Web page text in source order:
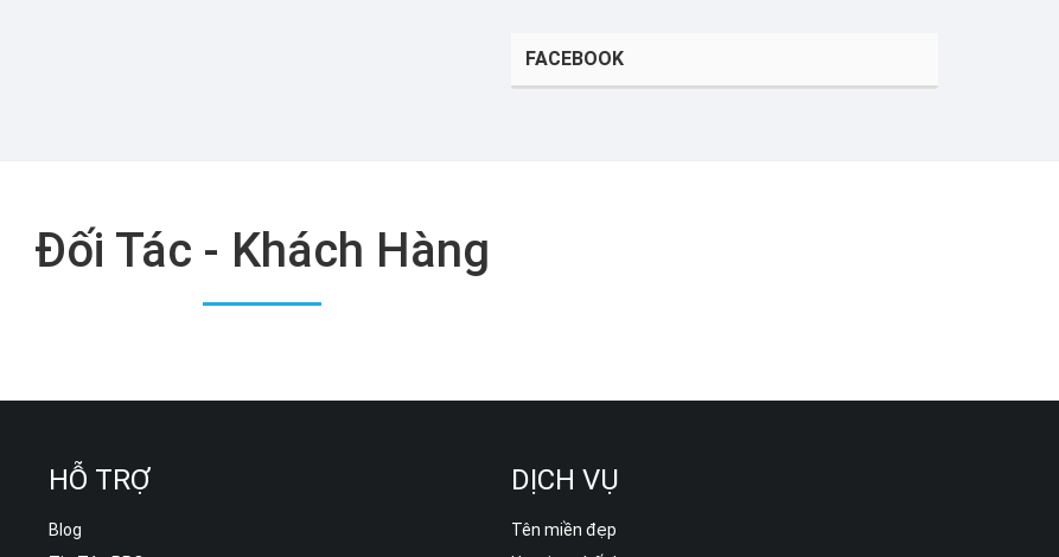
FACEBOOK
Đối Tác - Khách Hàng
HỖ TRỢ
Blog
DỊCH VỤ
Tên miền đẹp